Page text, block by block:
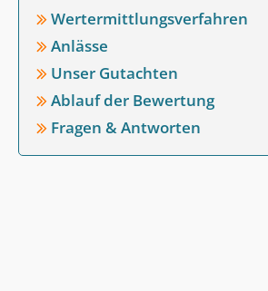
Wertermittlungsverfahren
Anlässe
Unser Gutachten
Ablauf der Bewertung
Fragen & Antworten